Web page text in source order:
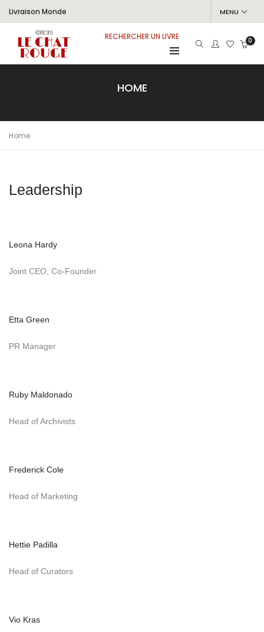
Livraison Monde MENU
RECHERCHER UN LIVRE 0
HOME
Home
Leadership
Leona Hardy
Joint CEO, Co-Founder
Etta Green
PR Manager
Ruby Maldonado
Head of Archivists
Frederick Cole
Head of Marketing
Hettie Padilla
Head of Curators
Vio Kras